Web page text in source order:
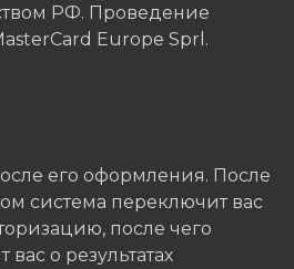
РФ. Проведение
Europe Sprl.
его оформления. После
система переключит вас
после чего
о результатах